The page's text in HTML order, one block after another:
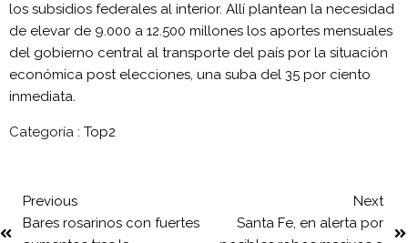
los subsidios federales al interior. Allí plantean la necesidad
de elevar de 9.000 a 12.500 millones los aportes mensuales
del gobierno central al transporte del país por la situación
económica post elecciones, una suba del 35 por ciento
inmediata.
Categoría : Top2
Previous
Bares rosarinos con fuertes
Next
Santa Fe, en alerta por